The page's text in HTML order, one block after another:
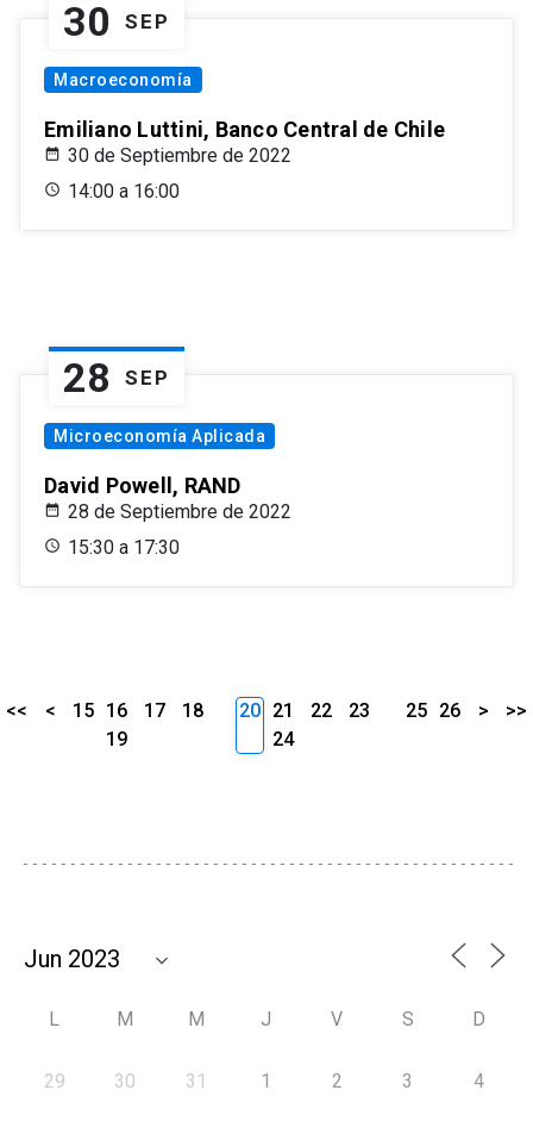
30 SEP
Macroeconomía
Emiliano Luttini, Banco Central de Chile
30 de Septiembre de 2022
14:00 a 16:00
28 SEP
Microeconomía Aplicada
David Powell, RAND
28 de Septiembre de 2022
15:30 a 17:30
<< < 15 16 17
18
19
20 21 22
23
24
25 26 > >>
L M M J V S D
29 30 31 1 2 3 4